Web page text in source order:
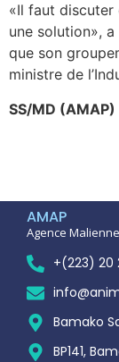
«Il faut
une solution»,
que son
ministre de
SS/MD (AMAP)
AMAP
Agence
+(223) 20
Bamako
BP141,